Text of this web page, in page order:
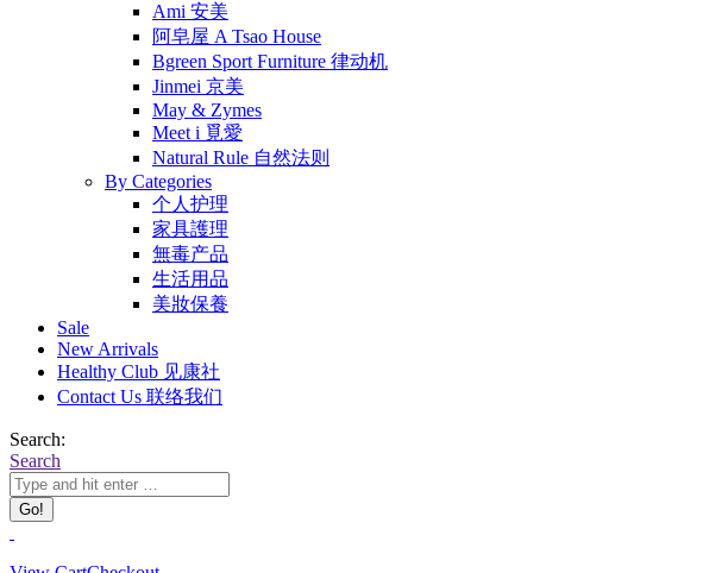
Ami 安美
阿皂屋 A Tsao House
Bgreen Sport Furniture 律动机
Jinmei 京美
May & Zymes
Meet i 覓愛
Natural Rule 自然法则
By Categories
个人护理
家具護理
無毒产品
生活用品
美妝保養
Sale
New Arrivals
Healthy Club 见康社
Contact Us 联络我们
Search:
Search